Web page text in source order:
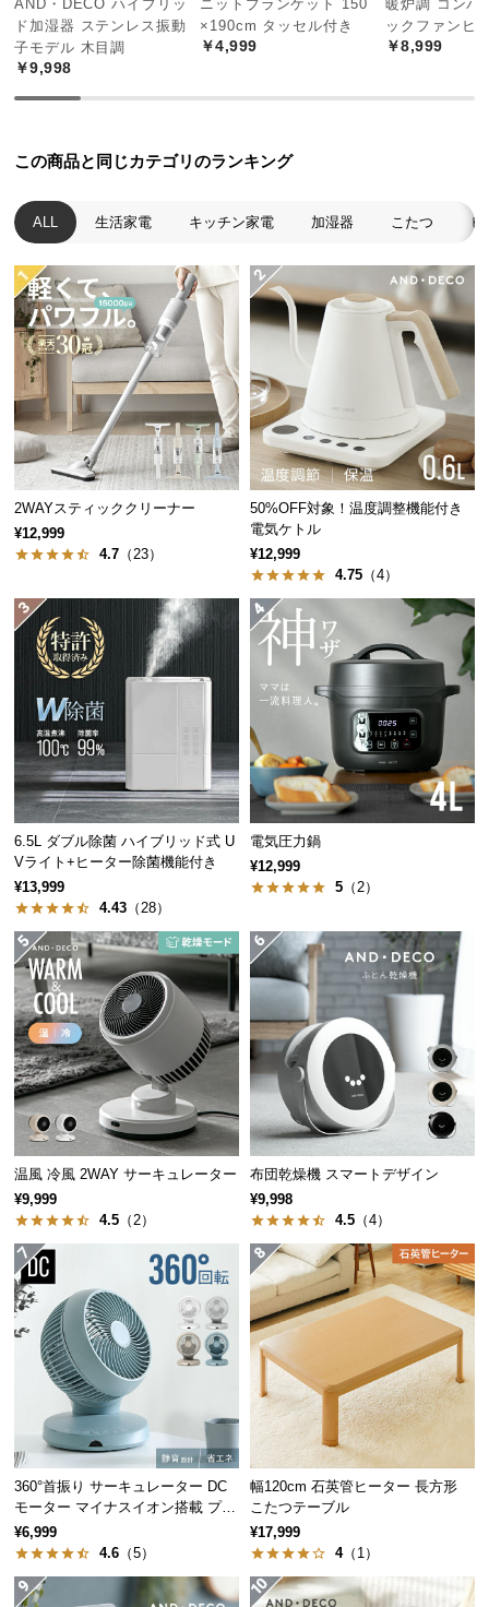
中
型
商
送
小
型
商
品
の
配
送
に
つ
い
て
梱
設
サ
ー
ビ
ス
に
つ
い
て
搬
入
経
路
に
つ
い
て
返
品・
キ
ャ
ン
ル
に
つ
て
保
証
つ
て
AND・DECO ハイブリッ
ド加湿器 ステンレス振動
子モデル 木目調
￥9,998
ニットブランケット 150
×190cm タッセル付き
￥4,999
暖炉調 コンパ
ックファンヒ
￥8,999
この商品と同じカテゴリのランキング
ALL 生活家電 キッチン家電 加湿器 こたつ ヒ
2WAYスティッククリーナー
¥12,999
4.7 （23）
50%OFF対象！温度調整機能付き
電気ケトル
¥12,999
4.75 （4）
6.5L ダブル除菌 ハイブリッド式 U
Vライト+ヒーター除菌機能付き
¥13,999
4.43 （28）
電気圧力鍋
¥12,999
5 （2）
温風 冷風 2WAY サーキュレーター
¥9,999
4.5 （2）
布団乾燥機 スマートデザイン
¥9,998
4.5 （4）
360°首振り サーキュレーター DC
モーター マイナスイオン搭載 プレ
ミアムタイプ
¥6,999
4.6 （5）
幅120cm 石英管ヒーター 長方形
こたつテーブル
¥17,999
4（1）